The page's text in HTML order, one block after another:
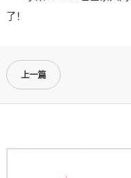
了！
上一篇